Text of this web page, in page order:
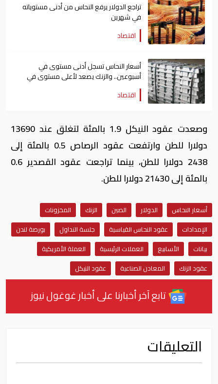
تراجع الدولار يرفع النحاس من أدنى مستوياته
في شهرين
اقتصاد
أسعار النحاس تسجل أدنى مستوى في
أسبوعين.. والزنك يصعد لأعلى مستوى في
أكثر من 10 سنوات
اقتصاد
وصعدت عقود النيكل 1.9 بالمئة لتغلق عند 13690
دولارا للطن وارتفعت عقود الرصاص 0.5 بالمئة إلى
2438 دولارا للطن، بينما تراجعت عقود القصدير 0.6
بالمئة إلى 21430 دولارا للطن.
أسعار النحاس الدولار الصين الزنك
المخزونات
الإمدادات
عقود النحاس القياسية جلسة التداول
بورصة لندن
بيانات
الأسابيع العملات الرئيسية
العملة الأمريكية
عقود الزنك
المعادن الصناعية عقود النيكل
تابع آخر أخبارنا على أخبار غوغول نيوز
التعليقات